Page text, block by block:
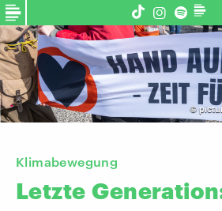
©
Klimabewegung
Letzte